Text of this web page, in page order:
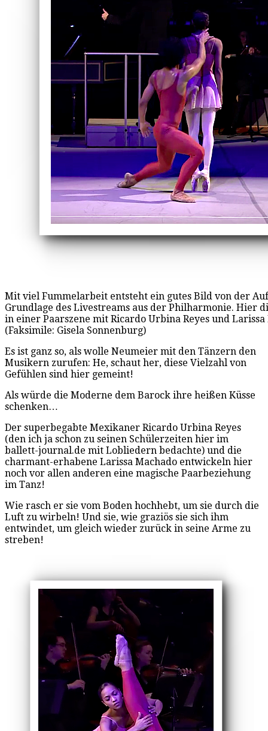
Mit viel Fummelarbeit entsteht ein gutes Bild von der
Grundlage des Livestreams aus der Philharmonie. Hier
in einer Paarszene mit Ricardo Urbina Reyes und Larissa
(Faksimile: Gisela Sonnenburg)
Es ist ganz so, als wolle Neumeier mit den Tänzern den
Musikern zurufen: He, schaut her, diese Vielzahl von
Gefühlen sind hier gemeint!
Als würde die Moderne dem Barock ihre heißen Küsse
schenken…
Der superbegabte Mexikaner Ricardo Urbina Reyes
(den ich ja schon zu seinen Schülerzeiten hier im
ballett-journal.de mit Lobliedern bedachte) und die
charmant-erhabene Larissa Machado entwickeln hier
noch vor allen anderen eine magische Paarbeziehung
im Tanz!
Wie rasch er sie vom Boden hochhebt, um sie durch die
Luft zu wirbeln! Und sie, wie graziös sie sich ihm
entwindet, um gleich wieder zurück in seine Arme zu
streben!